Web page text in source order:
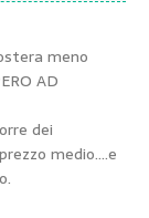
meno
AD
dei
medio….e